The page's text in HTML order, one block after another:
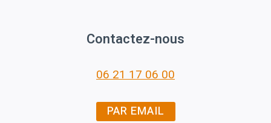
Contactez-nous
06 21 17 06 00
PAR EMAIL